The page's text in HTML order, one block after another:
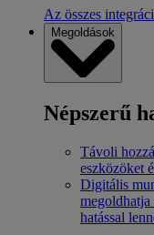
Az összes
Megoldások
Népszerű
Távoli
eszközöket
Digitális
hatással